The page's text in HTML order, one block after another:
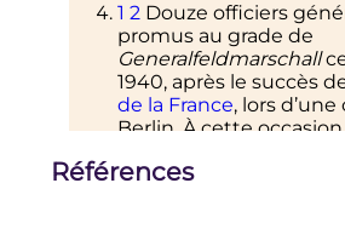
1 2 Douze officiers
promus au grade de
Generalfeldmarschall
1940, après le succès de
de la France, lors
Berlin. À cette
quant à lui promu au
Références